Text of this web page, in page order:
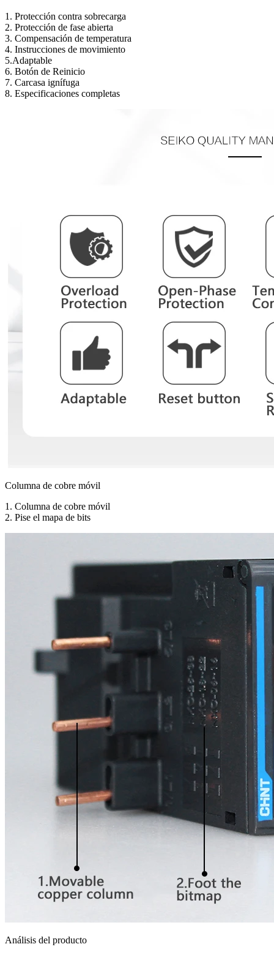
1. Protección contra sobrecarga
2. Protección de fase abierta
3. Compensación de temperatura
4. Instrucciones de movimiento
5.Adaptable
6. Botón de Reinicio
7. Carcasa ignífuga
8. Especificaciones completas
Columna de cobre móvil
1. Columna de cobre móvil
2. Pise el mapa de bits
Análisis del producto